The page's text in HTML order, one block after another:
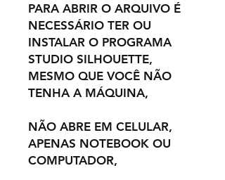
PARA ABRIR O ARQUIVO É
NECESSÁRIO TER OU
INSTALAR O PROGRAMA
STUDIO SILHOUETTE,
MESMO QUE VOCÊ NÃO
TENHA A MÁQUINA,
NÃO ABRE EM CELULAR,
APENAS NOTEBOOK OU
COMPUTADOR,